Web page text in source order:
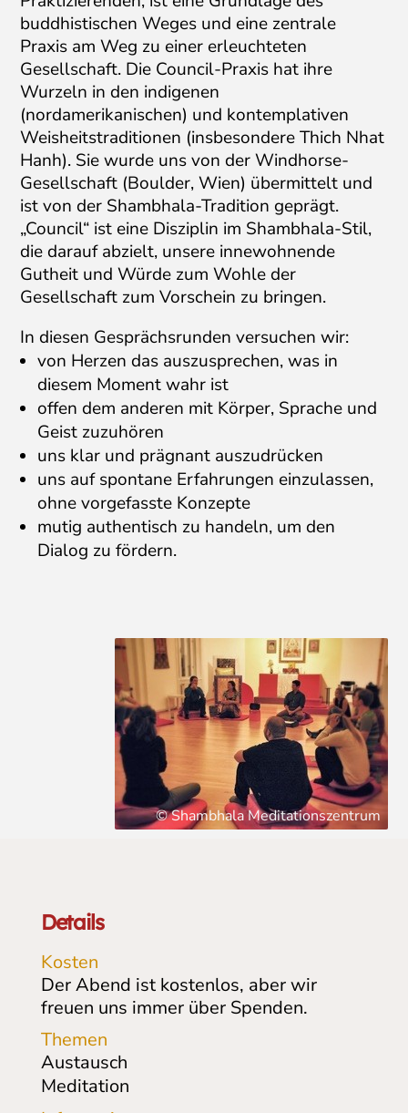
buddhistischen Weges und eine zentrale
Praxis am Weg zu einer erleuchteten
Gesellschaft. Die Council-Praxis hat ihre
Wurzeln in den indigenen
(nordamerikanischen) und kontemplativen
Weisheitstraditionen (insbesondere Thich Nhat
Hanh). Sie wurde uns von der Windhorse-
Gesellschaft (Boulder, Wien) übermittelt und
ist von der Shambhala-Tradition geprägt.
„Council“ ist eine Disziplin im Shambhala-Stil,
die darauf abzielt, unsere innewohnende
Gutheit und Würde zum Wohle der
Gesellschaft zum Vorschein zu bringen.
In diesen Gesprächsrunden versuchen wir:
von Herzen das auszusprechen, was in
diesem Moment wahr ist
offen dem anderen mit Körper, Sprache und
Geist zuzuhören
uns klar und prägnant auszudrücken
uns auf spontane Erfahrungen einzulassen,
ohne vorgefasste Konzepte
mutig authentisch zu handeln, um den
Dialog zu fördern.
© Shambhala Meditationszentrum
Details
Kosten
Der Abend ist kostenlos, aber wir
freuen uns immer über Spenden.
Themen
Austausch
Meditation